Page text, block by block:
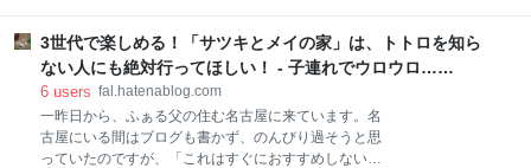
がりました。でかっ！！！でも、iPhoneとの比較じゃ
わかりにくい。 顔の大きさと比べてみたらわかりやす
い！顔がすっぽり隠
ンカウンターで登場手続きをしていた時に事件が起き
ました。なんと夏生さんのパスポートの残存期限が足
りず、渡航できないことが判明したのです。ギャン泣
きする夏春生さん、黙って俯いたままのmikioさん。な
んとかならないものかと必死に考えるもどうにもでき
ないので、ひたすら謝ることしかできませんでした。
3世代で楽しめる！「サツキとメイの家」は、トトロを知ら
ない人にも絶対行ってほしい！ - 子連れでウロウロ…
fal::diary
6 users fal.hatenablog.com
一昨日から、ふぁる父の住む名古屋に来ています。名
古屋にいる間はブログも書かず、のんびり過そうと思
っていたのですが、「これはすぐにおすすめしない